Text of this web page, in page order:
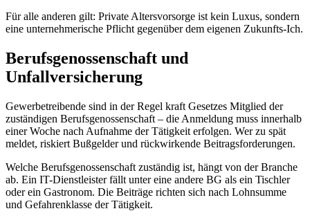
Für alle anderen gilt: Private Altersvorsorge ist kein Luxus, sondern
eine unternehmerische Pflicht gegenüber dem eigenen Zukunfts-Ich.
Berufsgenossenschaft und
Unfallversicherung
Gewerbetreibende sind in der Regel kraft Gesetzes Mitglied der
zuständigen Berufsgenossenschaft – die Anmeldung muss innerhalb
einer Woche nach Aufnahme der Tätigkeit erfolgen. Wer zu spät
meldet, riskiert Bußgelder und rückwirkende Beitragsforderungen.
Welche Berufsgenossenschaft zuständig ist, hängt von der Branche
ab. Ein IT-Dienstleister fällt unter eine andere BG als ein Tischler
oder ein Gastronom. Die Beiträge richten sich nach Lohnsumme
und Gefahrenklasse der Tätigkeit.